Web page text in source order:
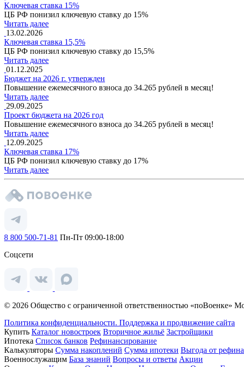
Ключевая ставка 15%
ЦБ РФ понизил ключевую ставку до 15%
Читать далее
13.02.2026
Ключевая ставка 15,5%
ЦБ РФ понизил ключевую ставку до 15,5%
Читать далее
01.12.2025
Бюджет на 2026 г. утвержден
Повышение ежемесячного взноса до 34.265 рублей в месяц!
Читать далее
29.09.2025
Проект бюджета на 2026 год
Повышение ежемесячного взноса до 34.265 рублей в месяц!
Читать далее
12.09.2025
Ключевая ставка 17%
ЦБ РФ понизил ключевую ставку до 17%
Читать далее
8 800 500-71-81 Пн-Пт 09:00-18:00
Соцсети
© 2026 Общество с ограниченной ответственностью «поВоенке»
Политика конфиденциальности. Поддержка и продвижение сайта
Купить Каталог новостроек Вторичное жильё Застройщики
Ипотека Список банков Рефинансирование
Калькуляторы Сумма накоплений Сумма ипотеки Выгода от
Военнослужащим База знаний Вопросы и ответы Акции